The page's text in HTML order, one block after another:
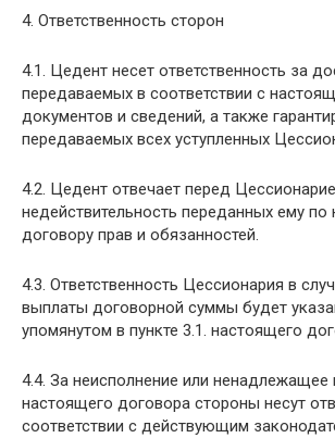
4. Ответственность сторон
4.1. Цедент несет ответственность за
передаваемых в соответствии с
документов и сведений, а также
передаваемых всех уступленных
4.2. Цедент отвечает перед
недействительность переданных ему
договору прав и обязанностей.
4.3. Ответственность Цессионария в
выплаты договорной суммы будет
упомянутом в пункте 3.1. настоящего
4.4. За неисполнение или ненадлежащее
настоящего договора стороны несут
соответствии с действующим